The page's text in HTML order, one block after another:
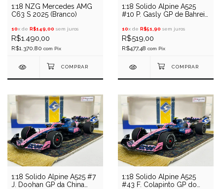
1:18 NZG Mercedes AMG
C63 S 2025 (Branco)
10x de R$149,00 sem juros
R$1.490,00
R$1.370,80 com Pix
1:18 Solido Alpine A525
#10 P. Gasly GP de Bahrein
10x de R$51,90 sem juros
R$519,00
R$477,48 com Pix
1:18 Solido Alpine A525 #7
J. Doohan GP da China
1:18 Solido Alpine A525
#43 F. Colapinto GP do